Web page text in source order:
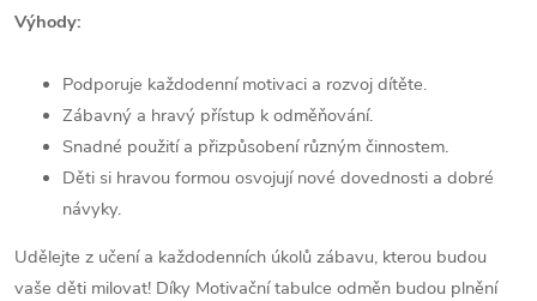
Výhody:
Podporuje každodenní motivaci a rozvoj dítěte.
Zábavný a hravý přístup k odměňování.
Snadné použití a přizpůsobení různým činnostem.
Děti si hravou formou osvojují nové dovednosti a dobré
návyky.
Udělejte z učení a každodenních úkolů zábavu, kterou budou
vaše děti milovat! Díky Motivační tabulce odměn budou plnění